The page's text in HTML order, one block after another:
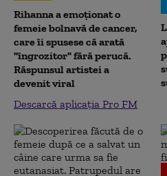
Rihanna a emoționat o
femeie bolnavă de cancer,
care îi spusese că arată
"îngrozitor" fără perucă.
Răspunsul artistei a
devenit viral
Descarcă aplicația Pro FM